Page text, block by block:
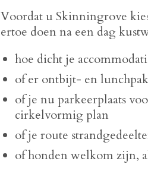
Voordat u Skinningrove
ertoe doen na een dag
hoe dicht je
of er ontbijt- en
of je nu parkeerplaats
cirkelvormig plan
of je route
of honden welkom zijn,